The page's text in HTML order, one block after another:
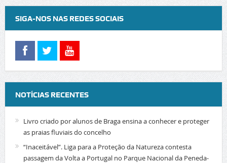
SIGA-NOS NAS REDES SOCIAIS
NOTÍCIAS RECENTES
Livro criado por alunos de Braga ensina a conhecer e proteger
as praias fluviais do concelho
“Inaceitável”. Liga para a Proteção da Natureza contesta
passagem da Volta a Portugal no Parque Nacional da Peneda-